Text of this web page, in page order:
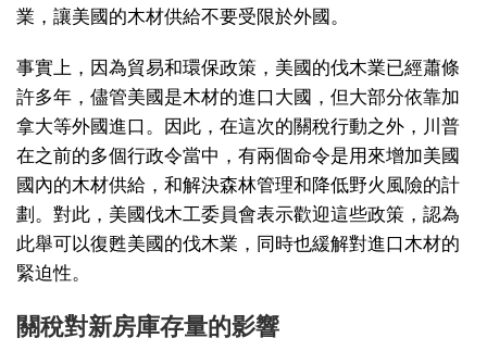
業，讓美國的木材供給不要受限於外國。
事實上，因為貿易和環保政策，美國的伐木業已經蕭條
許多年，儘管美國是木材的進口大國，但大部分依靠加
拿大等外國進口。因此，在這次的關稅行動之外，川普
在之前的多個行政令當中，有兩個命令是用來增加美國
國內的木材供給，和解決森林管理和降低野火風險的計
劃。對此，美國伐木工委員會表示歡迎這些政策，認為
此舉可以復甦美國的伐木業，同時也緩解對進口木材的
緊迫性。
關稅對新房庫存量的影響